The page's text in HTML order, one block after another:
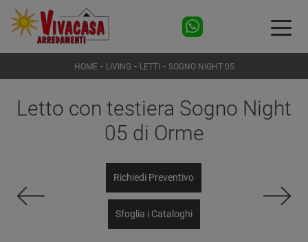
HOME- LIVING - LETTI - SOGNO NIGHT 05
Letto con testiera Sogno Night
05 di Orme
Richiedi Preventivo
Sfoglia i Cataloghi